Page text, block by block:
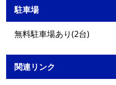
駐車場
無料駐車場あり(2台)
関連リンク